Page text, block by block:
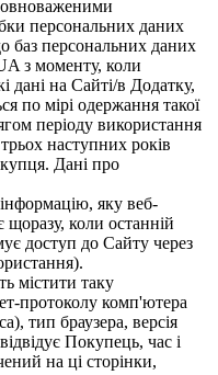
персональних даних
баз персональних даних
з моменту, коли
дані на Сайті/в Додатку,
по мірі одержання такої
періоду використання
наступних років
Дані про
яку веб-
коли останній
доступ до Сайту через
містити таку
протоколу комп'ютера
тип браузера, версія
Покупець, час і
на ці сторінки,